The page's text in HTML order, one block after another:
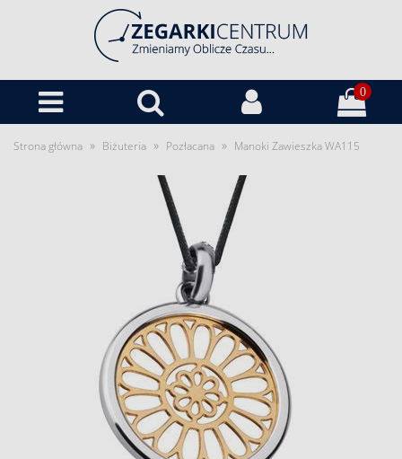
0
Strona główna » Biżuteria » Pozłacana » Manoki Zawieszka WA115